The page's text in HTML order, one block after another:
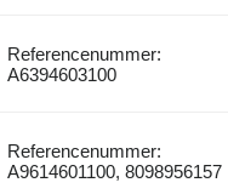
Referencenummer:
A6394603100
Referencenummer:
A9614601100, 8098956157